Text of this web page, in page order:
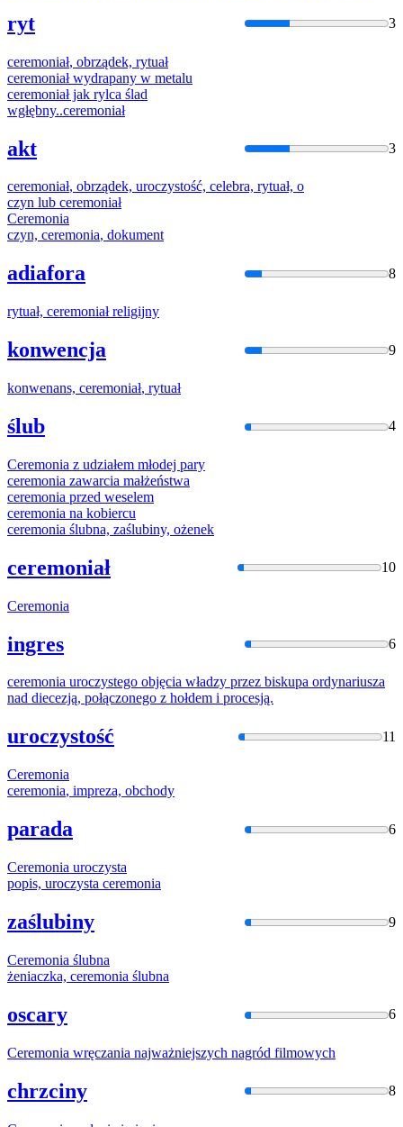
ryt 3
ceremoniał, obrządek, rytuał
ceremoniałwydrapany w metalu
ceremoniałjak rylca ślad
wgłębny..ceremoniał
akt 3
ceremoniał, obrządek, uroczystość, celebra, rytuał, o
czyn lub ceremoniał
Ceremonia
czyn, ceremonia, dokument
adiafora 8
rytuał, ceremoniałreligijny
konwencja 9
konwenans, ceremoniał, rytuał
ślub 4
Ceremonia z udziałem młodej pary
ceremonia zawarcia małżeństwa
ceremonia przed weselem
ceremonia na kobiercu
ceremonia ślubna, zaślubiny, ożenek
ceremoniał 10
Ceremonia
ingres 6
ceremonia uroczystego objęcia władzy przez biskupa ordynariusza
nad diecezją, połączonego z hołdem i procesją.
uroczystość 11
Ceremonia
ceremonia, impreza, obchody
parada 6
Ceremonia uroczysta
popis, uroczysta ceremonia
zaślubiny 9
Ceremonia ślubna
żeniaczka, ceremonia ślubna
oscary 6
Ceremonia wręczania najważniejszych nagród filmowych
chrzciny 8